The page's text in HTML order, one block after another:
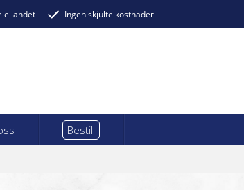
landet Ingen skjulte kostnader
Bestill